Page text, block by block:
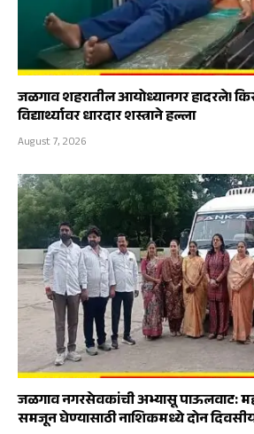
जळगाव शहरातील आयोध्यानगर हादरले!
विद्यार्थ्यावर धारदार शस्त्राने हल्ला
August 7, 2026
जळगाव नगरसेवकांची अभ्यासू पाऊलवाट:
समजून घेण्यासाठी नाशिकमध्ये दोन